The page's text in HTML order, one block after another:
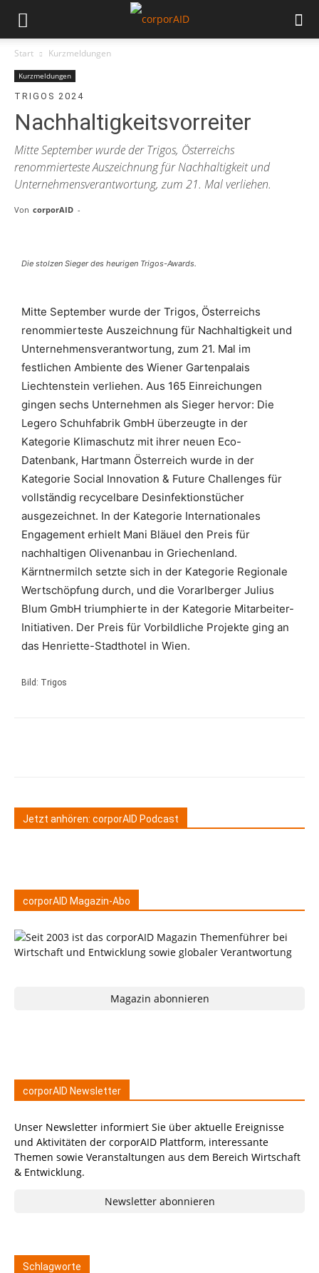
Start Kurzmeldungen
Kurzmeldungen
TRIGOS 2024
Nachhaltigkeitsvorreiter
Mitte September wurde der Trigos, Österreichs
renommierteste Auszeichnung für Nachhaltigkeit und
Unternehmensverantwortung, zum 21. Mal verliehen.
Von corporAID -
Die stolzen Sieger des heurigen Trigos-Awards.
Mitte September wurde der Trigos, Österreichs
renommierteste Auszeichnung für Nachhaltigkeit und
Unternehmensverantwortung, zum 21. Mal im
festlichen Ambiente des Wiener Gartenpalais
Liechtenstein verliehen. Aus 165 Einreichungen
gingen sechs Unternehmen als Sieger hervor: Die
Legero Schuhfabrik GmbH überzeugte in der
Kategorie Klimaschutz mit ihrer neuen Eco-
Datenbank, Hartmann Österreich wurde in der
Kategorie Social Innovation & Future Challenges für
vollständig recycelbare Desinfektionstücher
ausgezeichnet. In der Kategorie Internationales
Engagement erhielt Mani Bläuel den Preis für
nachhaltigen Olivenanbau in Griechenland.
Kärntnermilch setzte sich in der Kategorie Regionale
Wertschöpfung durch, und die Vorarlberger Julius
Blum GmbH triumphierte in der Kategorie Mitarbeiter-
Initiativen. Der Preis für Vorbildliche Projekte ging an
das Henriette-Stadthotel in Wien.
Bild: Trigos
Jetzt anhören: corporAID Podcast
corporAID Magazin-Abo
Magazin abonnieren
corporAID Newsletter
Unser Newsletter informiert Sie über aktuelle Ereignisse
und Aktivitäten der corporAID Plattform, interessante
Themen sowie Veranstaltungen aus dem Bereich Wirtschaft
& Entwicklung.
Newsletter abonnieren
Schlagworte